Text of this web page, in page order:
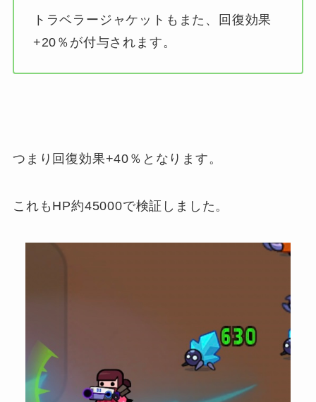
トラベラージャケットもまた、回復効果
+20％が付与されます。
つまり回復効果+40％となります。
これもHP約45000で検証しました。